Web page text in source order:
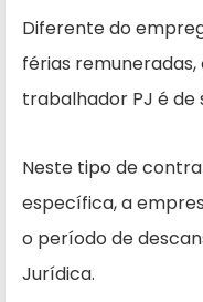
Diferente do
férias
trabalhador PJ é de
Neste tipo de
específica, a
o período de
Jurídica.